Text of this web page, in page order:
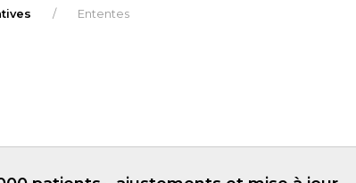
Ententes